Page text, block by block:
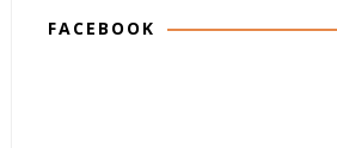
FACEBOOK